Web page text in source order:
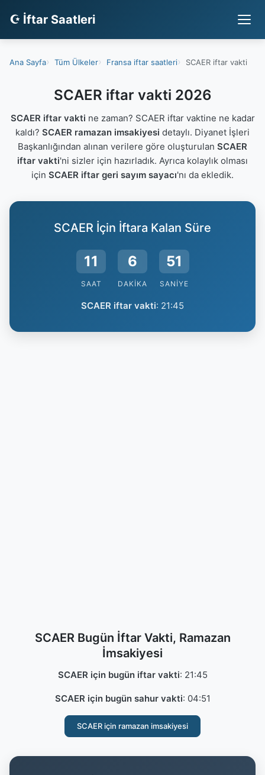
☪ İftar Saatleri
Ana Sayfa Tüm Ülkeler Fransa iftar saatleri SCAER iftar vakti
SCAER iftar vakti 2026
SCAER iftar vakti ne zaman? SCAER iftar vaktine ne kadar
kaldı? SCAER ramazan imsakiyesi detaylı. Diyanet İşleri
Başkanlığından alınan verilere göre oluşturulan SCAER
iftar vakti'ni sizler için hazırladık. Ayrıca kolaylık olması
için SCAER iftar geri sayım sayacı'nı da ekledik.
SCAER İçin İftara Kalan Süre
11
SAAT
6
DAKIKA
51
SANIYE
SCAER iftar vakti: 21:45
SCAER Bugün İftar Vakti, Ramazan
İmsakiyesi
SCAER için bugün iftar vakti: 21:45
SCAER için bugün sahur vakti: 04:51
SCAER için ramazan imsakiyesi